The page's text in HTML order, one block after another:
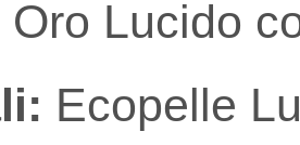
Oro Lucido
Ecopelle